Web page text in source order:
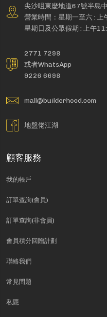
尖沙咀東麼地道67號半島
營業時間：星期一至六 :
星期日及公眾假期 : 上午
2771 7298
或者WhatsApp
9226 6698
mall@builderhood.com
地盤佬江湖
顧客服務
我的帳戶
訂單查詢(會員)
訂單查詢(非會員)
會員積分回贈計劃
聯絡我們
常見問題
私隱